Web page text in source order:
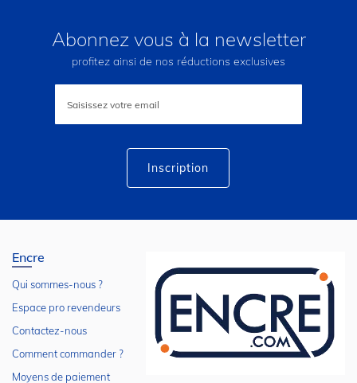
Abonnez vous à la newsletter
profitez ainsi de nos réductions exclusives
lettre
Inscription
Encre
Qui sommes-nous ?
Espace pro revendeurs
Contactez-nous
Comment commander ?
Moyens de paiement